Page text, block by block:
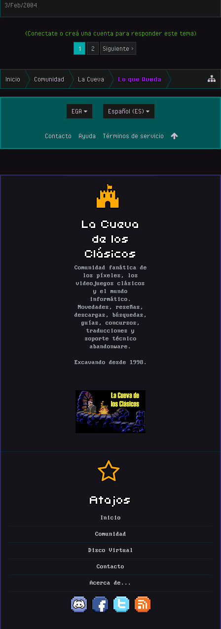
3/Feb/2004
(Conectate o creá una cuenta para responder este tema)
1
2 Siguiente >
Inicio Comunidad La Cueva Lo que Queda
EGA Español (ES)
Contacto Ayuda Términos de servicio
La Cueva
de los
Clásicos
Comunidad fanática de
los píxeles, los
videojuegos clásicos
y el mundo
informático.
Novedades, reseñas,
descargas, búsquedas,
guías, concursos,
traducciones y
soporte técnico
abandonware.
Excavando desde 1998.
Atajos
Inicio
Comunidad
Disco Virtual
Contacto
Acerca de...